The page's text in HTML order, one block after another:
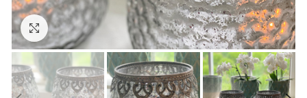
Click to enlarge